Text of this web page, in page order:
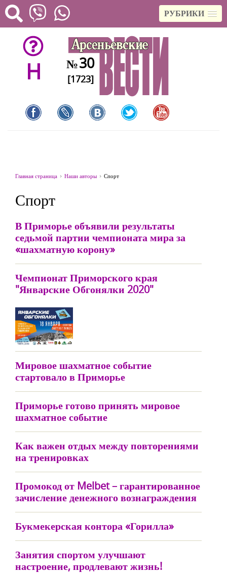
РУБРИКИ
H №30
[1723]
Главная страница Наши авторы Спорт
Спорт
В Приморье объявили результаты
седьмой партии чемпионата мира за
«шахматную корону»
Чемпионат Приморского края
"Январские Обгонялки 2020"
Мировое шахматное событие
стартовало в Приморье
Приморье готово принять мировое
шахматное событие
Как важен отдых между повторениями
на тренировках
Промокод от Melbet – гарантированное
зачисление денежного вознаграждения
Букмекерская контора «Горилла»
Занятия спортом улучшают
настроение, продлевают жизнь!